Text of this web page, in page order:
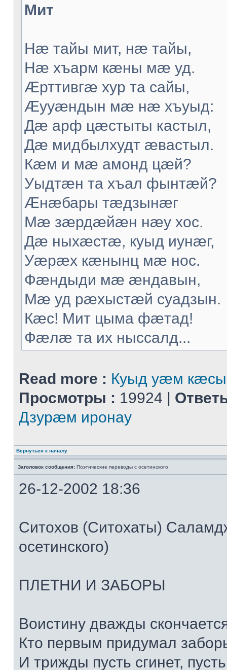
Мит
Нæ тайы мит, нæ тайы,
Нæ хъарм кæны мæ уд.
Æрттивгæ хур та сайы,
Æууæндын мæ нæ хъуыд:
Дæ арф цæстыты кастыл,
Дæ мидбылхудт æвастыл.
Кæм и мæ амонд цæй?
Уыдтæн та хъал фынтæй?
Æнæбары тæдзынæг
Мæ зæрдæйæн нæу хос.
Дæ ныхæстæ, куыд иунæг,
Уæрæх кæнынц мæ нос.
Фæндыди мæ æндавын,
Мæ уд рæхыстæй суадзын.
Кæс! Мит цыма фæтад!
Фæлæ та их ныссалд...
Read more : Куыд уæм
Просмотры : 19924 |
Дзурæм иронау
Вернуться к началу
Заголовок сообщения: Поэтические переводы с осетинского
26-12-2002 18:36
Ситохов (Ситохаты)
осетинского)
ПЛЕТНИ И ЗАБОРЫ
Воистину дважды
Кто первым придумал
И трижды пусть сгинет,